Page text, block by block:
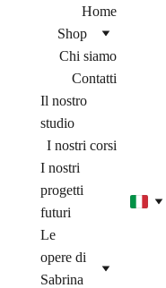
Home
Shop
Chi siamo
Contatti
Il nostro
studio
I nostri corsi
I nostri
progetti
futuri
Le
opere di
Sabrina